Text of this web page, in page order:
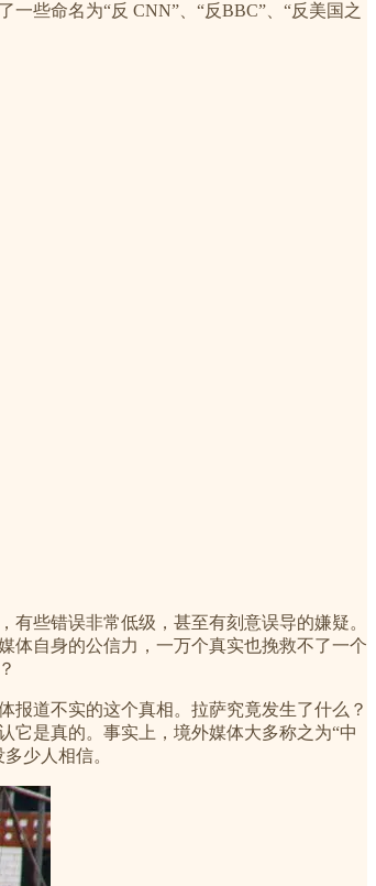
些命名为“反 CNN”、“反BBC”、“反美国之
些错误非常低级，甚至有刻意误导的嫌疑。
体自身的公信力，一万个真实也挽救不了一个
报道不实的这个真相。拉萨究竟发生了什么？
它是真的。事实上，境外媒体大多称之为“中
少人相信。